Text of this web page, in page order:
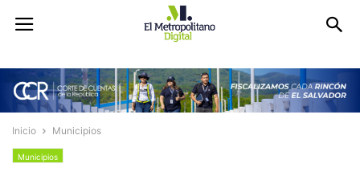
Inicio Municipios
Municipios